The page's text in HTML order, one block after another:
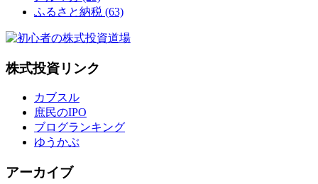
ふるさと納税 (63)
株式投資リンク
カブスル
庶民のIPO
ブログランキング
ゆうかぶ
アーカイブ